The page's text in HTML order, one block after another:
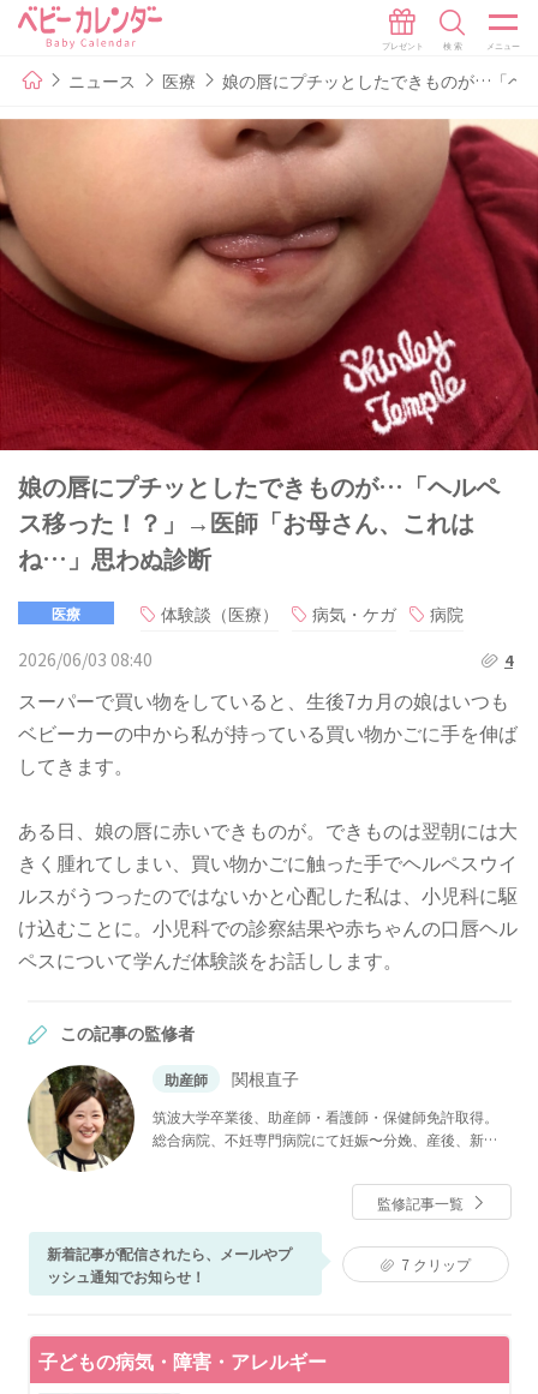
ニュース 医療 娘の唇にプチッとしたできものが…「ヘ
娘の唇にプチッとしたできものが…「ヘルペ
ス移った！？」→医師「お母さん、これは
ね…」思わぬ診断
医療 体験談（医療） 病気・ケガ
病院
2026/06/03 08:40
4
スーパーで買い物をしていると、生後7カ月の娘はいつも
ベビーカーの中から私が持っている買い物かごに手を伸ば
してきます。
ある日、娘の唇に赤いできものが。できものは翌朝には大
きく腫れてしまい、買い物かごに触った手でヘルペスウイ
ルスがうつったのではないかと心配した私は、小児科に駆
け込むことに。小児科での診察結果や赤ちゃんの口唇ヘル
ペスについて学んだ体験談をお話しします。
この記事の監修者
助産師 関根直子
筑波大学卒業後、助産師・看護師・保健師免許取得。
総合病院、不妊専門病院にて妊娠〜分娩、産後、新生
ディセラピスト（ベビーマッサージ）資格あり。現在
は産科医院、母子専門訪問看護ステーションにて、入
院中だけでなく産後ケアや育児支援に従事。ベビーカ
レンダーでは、妊娠中や子育て期に寄り添い、分かり
やすくためになる記事作りを心がけている。自身も姉
妹の母として子育てに奮闘中。
監修記事一覧
新着記事が配信されたら、メールやプ
ッシュ通知でお知らせ！
7 クリップ
子どもの病気・障害・アレルギー